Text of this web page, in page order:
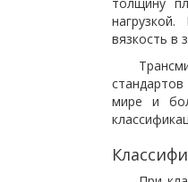
вязкость в
мире и